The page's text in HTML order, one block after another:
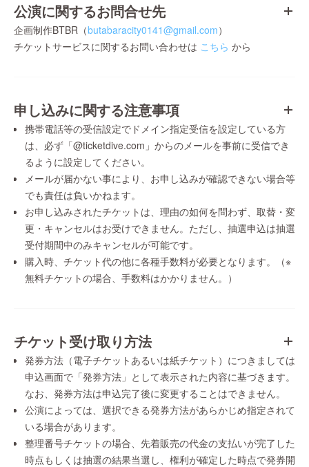
公演に関するお問合せ先
企画制作BTBR（butabaracity0141@gmail.com）
チケットサービスに関するお問い合わせは こちら から
申し込みに関する注意事項
携帯電話等の受信設定でドメイン指定受信を設定している方
は、必ず「@ticketdive.com」からのメールを事前に受信でき
るように設定してください。
メールが届かない事により、お申し込みが確認できない場合等
でも責任は負いかねます。
お申し込みされたチケットは、理由の如何を問わず、取替・変
更・キャンセルはお受けできません。ただし、抽選申込は抽選
受付期間中のみキャンセルが可能です。
購入時、チケット代の他に各種手数料が必要となります。（※
無料チケットの場合、手数料はかかりません。）
チケット受け取り方法
発券方法（電子チケットあるいは紙チケット）につきましては
申込画面で「発券方法」として表示された内容に基づきます。
なお、発券方法は申込完了後に変更することはできません。
公演によっては、選択できる発券方法があらかじめ指定されて
いる場合があります。
整理番号チケットの場合、先着販売の代金の支払いが完了した
時点もしくは抽選の結果当選し、権利が確定した時点で発券開